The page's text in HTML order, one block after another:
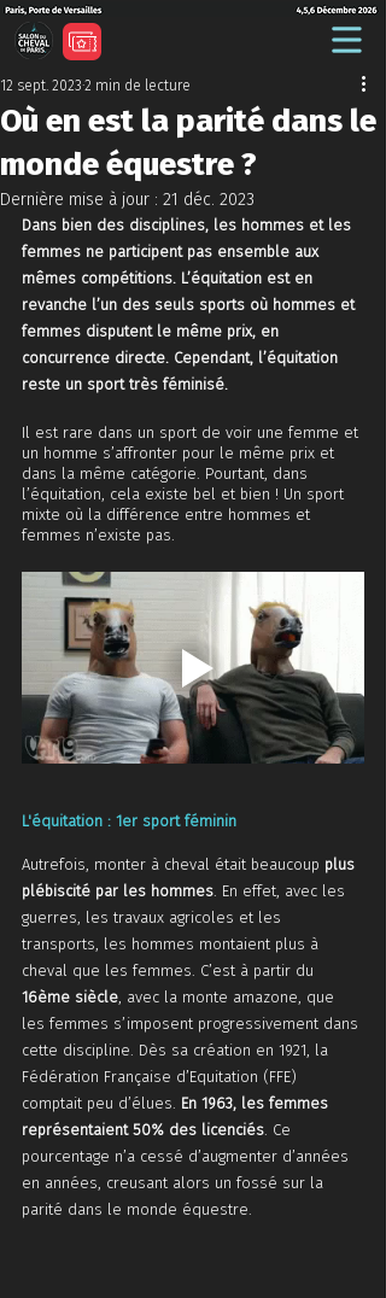
Où en est la parité dans le
monde équestre ?
12 sept. 2023 2 min de lecture
Dernière mise à jour : 21 déc. 2023
Dans bien des disciplines, les hommes et les
femmes ne participent pas ensemble aux
mêmes compétitions. L’équitation est en
revanche l’un des seuls sports où hommes et
femmes disputent le même prix, en
concurrence directe. Cependant, l’équitation
reste un sport très féminisé.
Il est rare dans un sport de voir une femme et
un homme s’affronter pour le même prix et
dans la même catégorie. Pourtant, dans
l’équitation, cela existe bel et bien ! Un sport
mixte où la différence entre hommes et
femmes n’existe pas.
L'équitation : 1er sport féminin
Autrefois, monter à cheval était beaucoup plus
plébiscité par les hommes. En effet, avec les
guerres, les travaux agricoles et les
transports, les hommes montaient plus à
cheval que les femmes. C’est à partir du
16ème siècle, avec la monte amazone, que
les femmes s’imposent progressivement dans
cette discipline. Dès sa création en 1921, la
Fédération Française d’Equitation (FFE)
comptait peu d’élues. En 1963, les femmes
représentaient 50% des licenciés. Ce
pourcentage n’a cessé d’augmenter d’années
en années, creusant alors un fossé sur la
parité dans le monde équestre.